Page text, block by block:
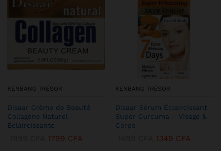
KENBANG TRÉSOR
Disaar Crème de Beauté
Collagène Naturel –
Éclaircissante
1799 CFA
KENBANG TRÉSOR
Disaar Sérum Éclaircissant
Super Curcuma – Visage &
Corps
1349 CFA